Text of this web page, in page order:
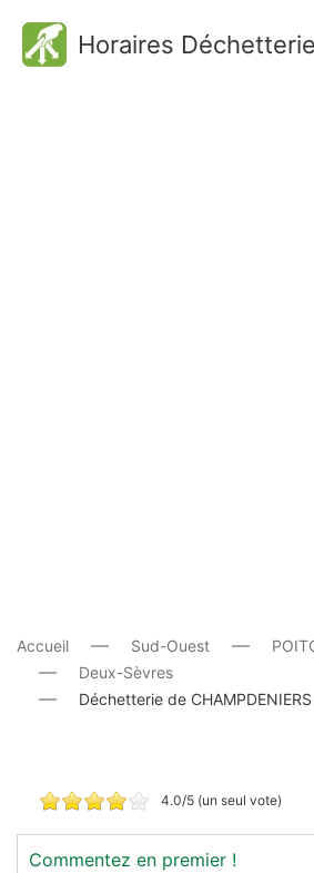
Horaires
Accueil Sud-Ouest
Deux-Sèvres
Déchetterie de
4.0/5 (un seul vote)
Commentez en premier !